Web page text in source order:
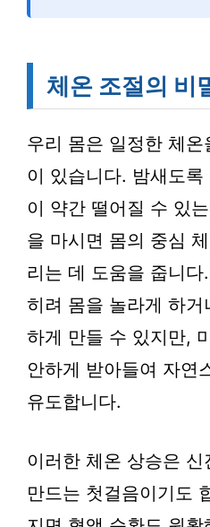
체온 조절의 비
우리 몸은 일정한 체온
이 있습니다. 밤새도
이 약간 떨어질 수 있
을 마시면 몸의 중심
리는 데 도움을 줍니
히려 몸을 놀라게 하
하게 만들 수 있지만,
안하게 받아들여 자연
유도합니다.
이러한 체온 상승은 신
만드는 첫걸음이기도